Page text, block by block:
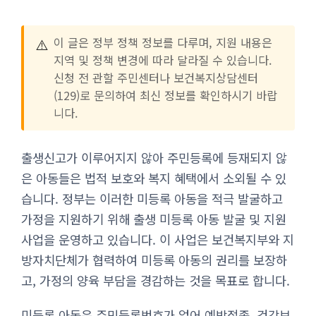
⚠️ 이 글은 정부 정책 정보를 다루며, 지원 내용은
지역 및 정책 변경에 따라 달라질 수 있습니다.
신청 전 관할 주민센터나 보건복지상담센터
(129)로 문의하여 최신 정보를 확인하시기 바랍
니다.
출생신고가 이루어지지 않아 주민등록에 등재되지 않
은 아동들은 법적 보호와 복지 혜택에서 소외될 수 있
습니다. 정부는 이러한 미등록 아동을 적극 발굴하고
가정을 지원하기 위해 출생 미등록 아동 발굴 및 지원
사업을 운영하고 있습니다. 이 사업은 보건복지부와 지
방자치단체가 협력하여 미등록 아동의 권리를 보장하
고, 가정의 양육 부담을 경감하는 것을 목표로 합니다.